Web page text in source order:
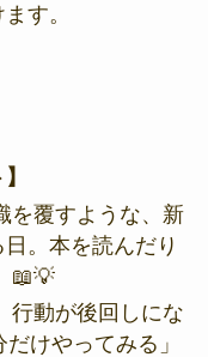
す。
を覆すような、新
。本を読んだり
📖💡
行動が後回しにな
けやってみる」